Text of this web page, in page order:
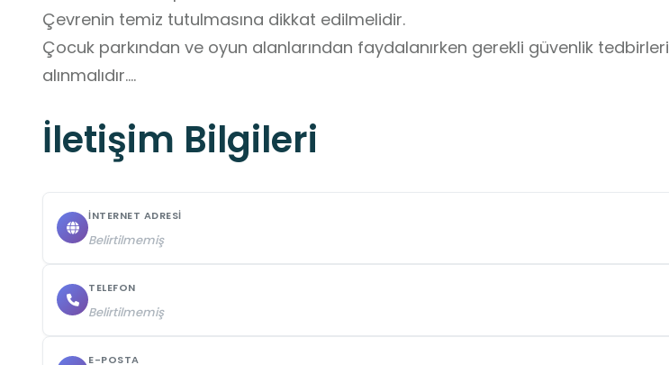
Çevrenin temiz tutulmasına dikkat edilmelidir.
Çocuk parkından ve oyun alanlarından faydalanırken gerekli güvenlik tedbirleri
alınmalıdır.
İletişim Bilgileri
İNTERNET ADRESI
Belirtilmemiş
TELEFON
Belirtilmemiş
E-POSTA